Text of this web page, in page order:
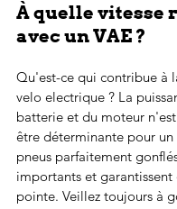
À quelle vitesse
avec un VAE ?
Qu'est-ce qui contribue à
velo electrique ? La
batterie et du moteur
être déterminante pour un
pneus parfaitement
importants et garantissent
pointe. Veillez toujours à